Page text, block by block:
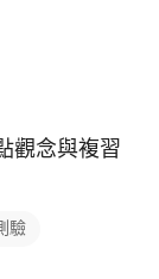
觀念與複習
驗